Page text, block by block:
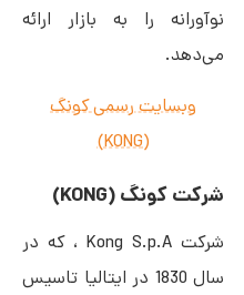
نوآورانه را به بازار ارائه
می‌دهد.
وبسایت رسمی کونگ
(KONG)
شرکت کونگ (KONG)
شرکت Kong S.p.A ، که در
سال 1830 در ایتالیا تاسیس